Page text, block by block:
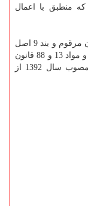
منطبق با اعمال
لذا در مجموع این بندها مغایر حكم ماده 60 قانون مرقوم و بند 9 اصل
3 قانون اساسی است و مستند به بند 1 ماده 12 و مواد 13 و 88 قانون
تشكیلات و آیین دادرسی دیوان عدالت اداری مصوب سال 1392 از